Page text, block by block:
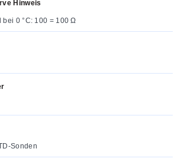
Hinweis
bei 0 °C: 100 = 100 Ω
Sonden